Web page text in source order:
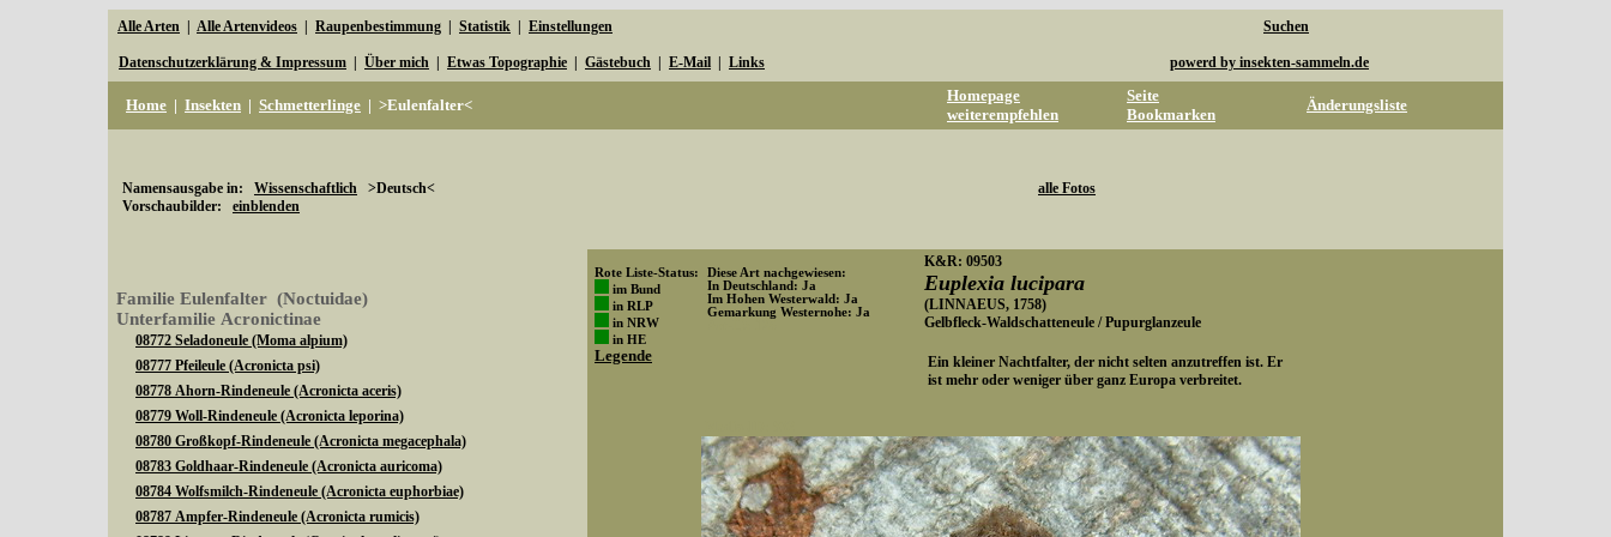
Alle Arten Alle Artenvideos Raupenbestimmung Statistik Einstellungen Suchen
Datenschutzerklärung & Impressum Über mich Etwas Topographie Gästebuch E-Mail Links powerd by insekten-sammeln.de
Home | Insekten | Schmetterlinge | >Eulenfalter<
Homepage
weiterempfehlen
Seite
Bookmarken
Änderungsliste
Namensausgabe in: Wissenschaftlich >Deutsch<
Vorschaubilder: einblenden
alle Fotos
Familie Eulenfalter (Noctuidae)
Unterfamilie Acronictinae
08772 Seladoneule (Moma alpium)
08777 Pfeileule (Acronicta psi)
08778 Ahorn-Rindeneule (Acronicta aceris)
08779 Woll-Rindeneule (Acronicta leporina)
08780 Großkopf-Rindeneule (Acronicta megacephala)
08783 Goldhaar-Rindeneule (Acronicta auricoma)
08784 Wolfsmilch-Rindeneule (Acronicta euphorbiae)
08787 Ampfer-Rindeneule (Acronicta rumicis)
Rote Liste-Status:
im Bund
in RLP
in NRW
in HE
Legende
Diese Art nachgewiesen:
In Deutschland: Ja
Im Hohen Westerwald: Ja
Gemarkung Westernohe: Ja
K&R: 09503
Euplexia lucipara
(LINNAEUS, 1758)
Gelbfleck-Waldschatteneule / Pupurglanzeule
Ein kleiner Nachtfalter, der nicht selten anzutreffen ist. Er
ist mehr oder weniger über ganz Europa verbreitet.